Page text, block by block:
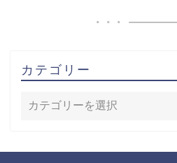
カテゴリー